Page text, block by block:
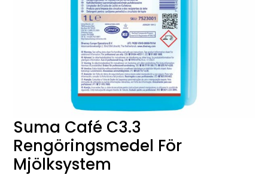
Suma Café C3.3
Rengöringsmedel För
Mjölksystem